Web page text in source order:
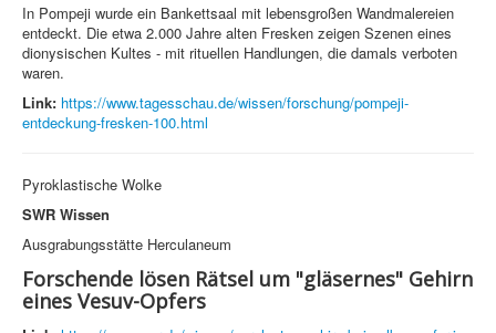
In Pompeji wurde ein Bankettsaal mit lebensgroßen Wandmalereien
entdeckt. Die etwa 2.000 Jahre alten Fresken zeigen Szenen eines
dionysischen Kultes - mit rituellen Handlungen, die damals verboten
waren.
Link: https://www.tagesschau.de/wissen/forschung/pompeji-
entdeckung-fresken-100.html
Pyroklastische Wolke
SWR Wissen
Ausgrabungsstätte Herculaneum
Forschende lösen Rätsel um "gläsernes" Gehirn
eines Vesuv-Opfers